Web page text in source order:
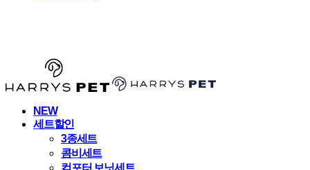
NEW
세트할인
3종세트
콤비세트
컴포터 보닛세트